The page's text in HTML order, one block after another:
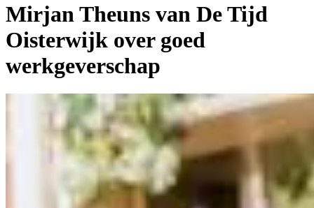
Mirjan Theuns van De Tijd
Oisterwijk over goed
werkgeverschap